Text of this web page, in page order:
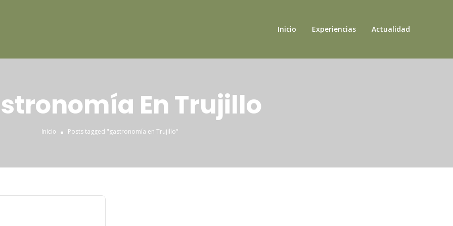
Inicio Experiencias Actualidad
En Trujillo
Inicio Posts tagged "gastronomía en Trujillo"